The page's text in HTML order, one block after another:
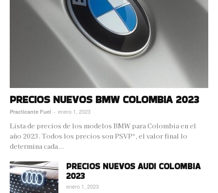
PRECIOS NUEVOS BMW COLOMBIA 2023
Practicante Fuel - enero 1, 2023
Lista de precios de los modelos BMW para Colombia en el
año 2023. Todos los precios son PSVP*, el valor final lo
determina cada...
PRECIOS NUEVOS AUDI COLOMBIA
2023
enero 1, 2023